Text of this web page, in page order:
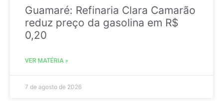
Guamaré: Refinaria Clara Camarão
reduz preço da gasolina em R$
0,20
VER MATÉRIA »
7 de agosto de 2026